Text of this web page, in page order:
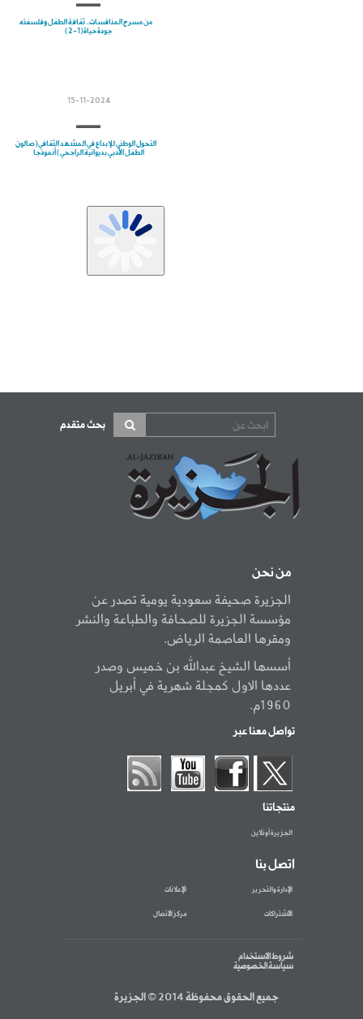
من مسرح المنافسات.. ثقافة الطفل وفلسفته
جودة حياة(1-2)
15-11-2024
التحول الوطني للإبداع في المشهد الثقافي(صالون
الطفل الأدبي بديوانية الراجحي) أنموذجا
بحث متقدم
من نحن
الجزيرة صحيفة سعودية يومية تصدر عن
مؤسسة الجزيرة للصحافة والطباعة والنشر
ومقرها العاصمة الرياض.
أسسها الشيخ عبدالله بن خميس وصدر
عددها الاول كمجلة شهرية في أبريل
1960م.
تواصل معنا عبر
منتجاتنا
الجزيرة أونلاين
اتصل بنا
الإدارة والتحرير الإعلانات
الاشتراكات مركز الاتصال
شروط الاستخدام
سياسة الخصوصية
جميع الحقوق محفوظة 2014 © الجزيرة